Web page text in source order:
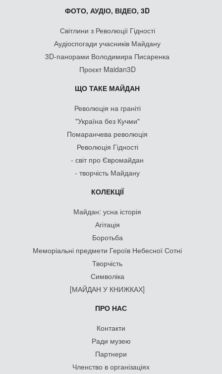
ФОТО, АУДІО, ВІДЕО, 3D
Світлини з Революції Гідності
Аудіоспогади учасників Майдану
3D-панорами Володимира Писаренка
Проєкт Maidan3D
ЩО ТАКЕ МАЙДАН
Революція на граніті
"Україна без Кучми"
Помаранчева революція
Революція Гідності
- світ про Євромайдан
- творчість Майдану
КОЛЕКЦІЇ
Майдан: усна історія
Агітація
Боротьба
Меморіальні предмети Героїв Небесної Сотні
Творчість
Символіка
[МАЙДАН У КНИЖКАХ]
ПРО НАС
Контакти
Ради музею
Партнери
Членство в організаціях